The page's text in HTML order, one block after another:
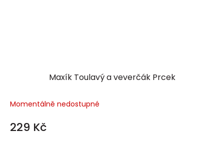
Maxík Toulavý a veverčák Prcek
Momentálně nedostupné
229 Kč